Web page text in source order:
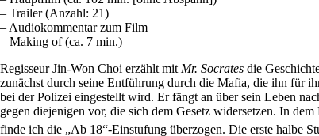
– Trailer (Anzahl: 21)
– Audiokommentar zum Film
– Making of (ca. 7 min.)
Regisseur Jin-Won Choi erzählt mit Mr. Socrates die
zunächst durch seine Entführung durch die Mafia, die ihn für
bei der Polizei eingestellt wird. Er fängt an über sein Leben
gegen diejenigen vor, die sich dem Gesetz widersetzen. In
finde ich die „Ab 18“-Einstufung überzogen. Die erste halbe